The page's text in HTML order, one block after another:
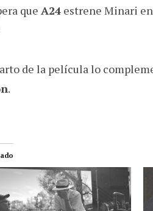
que A24 estrene Minari
de la película lo
.